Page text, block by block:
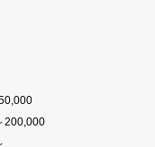
200,000